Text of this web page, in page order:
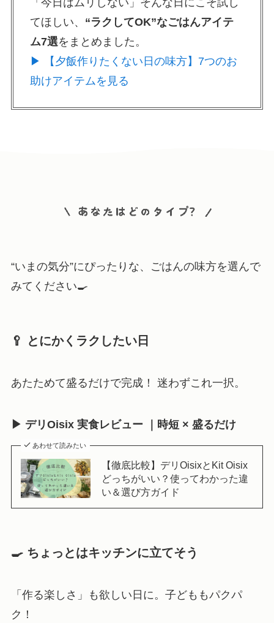
「今日はムリしない」そんな日にこそ試し
てほしい、 “ラクしてOK”なごはんアイテ
ム7選をまとめました。
▶ 【夕飯作りたくない日の味方】7つのお
助けアイテムを見る
“いまの気分”にぴったりな、ごはんの味方を選んで
みてください🍳
🥄 とにかくラクしたい日
あたためて盛るだけで完成！ 迷わずこれ一択。
▶ デリOisix 実食レビュー ｜時短 × 盛るだけ
あわせて読みたい
【徹底比較】デリOisixとKit Oisix
どっちがいい？使ってわかった違
い＆選び方ガイド
🍳 ちょっとはキッチンに立てそう
「作る楽しさ」も欲しい日に。子どももパクパ
ク！